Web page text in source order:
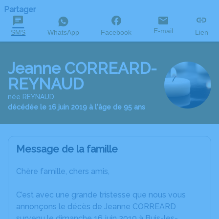
Partager
SMS WhatsApp Facebook E-mail Lien
Jeanne CORREARD-
REYNAUD
née REYNAUD
décédée le 16 juin 2019 à l'âge de 95 ans
Message de la famille
Chère famille, chers amis,
C’est avec une grande tristesse que nous vous
annonçons le décès de Jeanne CORREARD